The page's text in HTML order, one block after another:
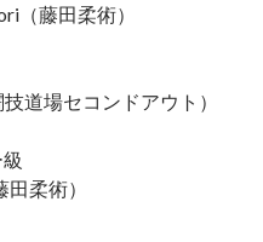
（藤田柔術）
道場セコンドアウト）
柔術）